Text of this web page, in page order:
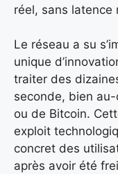
réel, sans
Le réseau a su
unique
traiter des
seconde, bien au-
ou de Bitcoin.
exploit
concret des
après avoir été